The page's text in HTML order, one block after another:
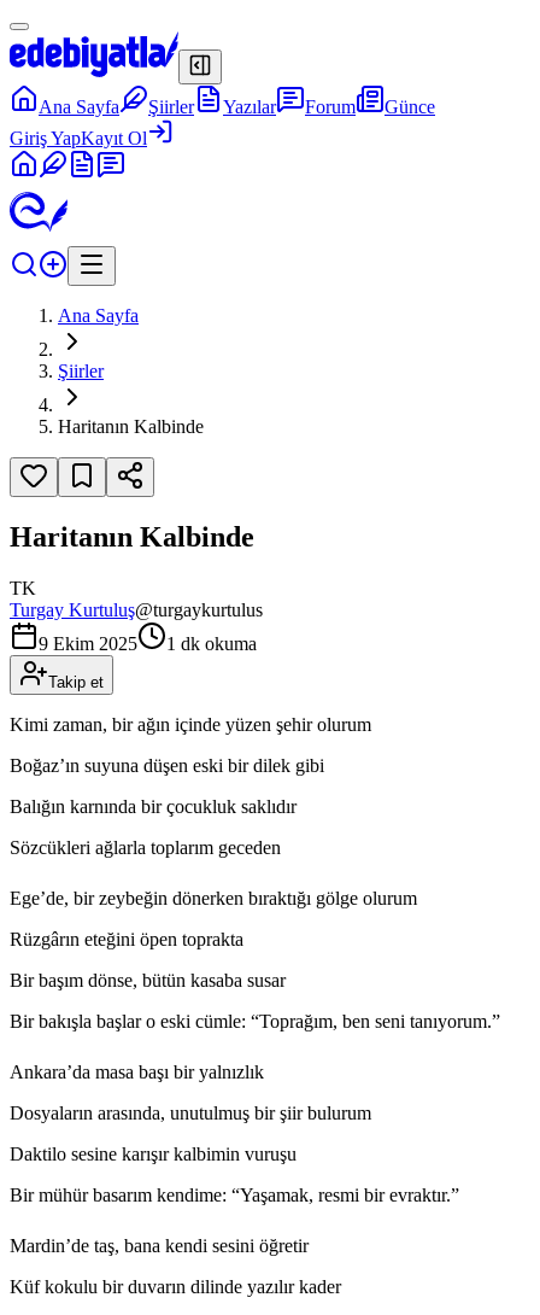
Ana Sayfa Şiirler Yazılar Forum
Günce
Giriş YapKayıt Ol
Ana Sayfa
Şiirler
Haritanın Kalbinde
Haritanın Kalbinde
TK
Turgay Kurtuluş@turgaykurtulus
9 Ekim 2025
1 dk okuma
Takip et
Kimi zaman, bir ağın içinde yüzen şehir olurum
Boğaz’ın suyuna düşen eski bir dilek gibi
Balığın karnında bir çocukluk saklıdır
Sözcükleri ağlarla toplarım geceden
Ege’de, bir zeybeğin dönerken bıraktığı gölge olurum
Rüzgârın eteğini öpen toprakta
Bir başım dönse, bütün kasaba susar
Bir bakışla başlar o eski cümle: “Toprağım, ben seni tanıyorum.”
Ankara’da masa başı bir yalnızlık
Dosyaların arasında, unutulmuş bir şiir bulurum
Daktilo sesine karışır kalbimin vuruşu
Bir mühür basarım kendime: “Yaşamak, resmi bir evraktır.”
Mardin’de taş, bana kendi sesini öğretir
Küf kokulu bir duvarın dilinde yazılır kader